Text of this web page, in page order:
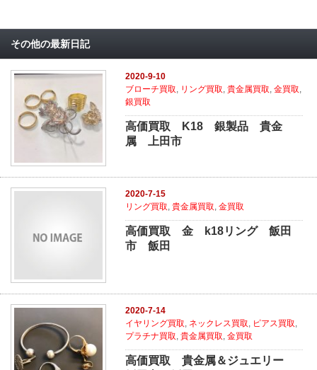
その他の最新日記
2020-9-10
ブローチ買取, リング買取,貴金属買取,金買取,
銀買取
高価買取 K18 銀製品 貴金
属 上田市
2020-7-15
リング買取 ,貴金属買取 ,金買取
高価買取 金 k18リング 飯田
市 飯田
2020-7-14
イヤリング買取, ネックレス買取, ピアス買取,
プラチナ買取,貴金属買取,金買取
高価買取 貴金属＆ジュエリー